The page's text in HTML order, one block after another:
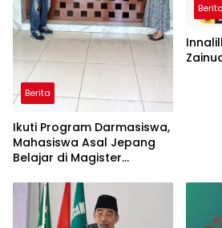
Berita
Ikuti Program Darmasiswa,
Mahasiswa Asal Jepang
Belajar di Magister
Unismuh
Berita